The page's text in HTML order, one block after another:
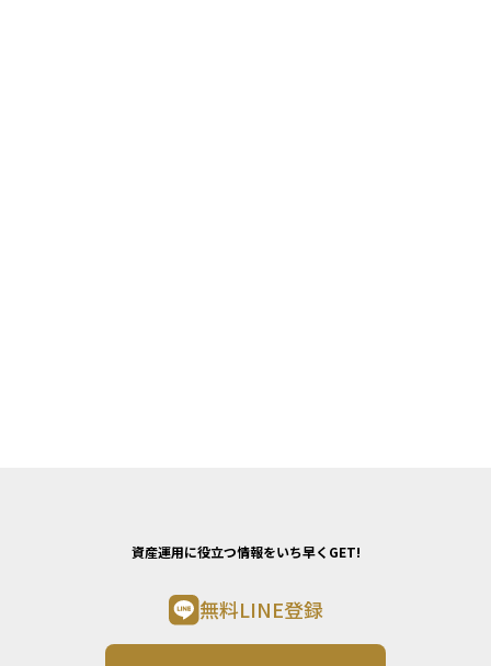
資産運用に役立つ情報をいち早くGET!
無料LINE登録